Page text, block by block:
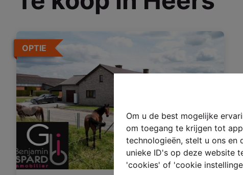
Om u de best mogelijke
om toegang te krijgen tot
technologieën, stelt u ons en
unieke ID's op deze website
'cookies' of 'cookie
OPTIE